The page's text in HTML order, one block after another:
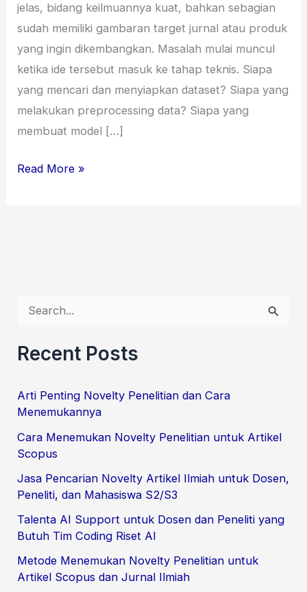
jelas, bidang keilmuannya kuat, bahkan sebagian
sudah memiliki gambaran target jurnal atau produk
yang ingin dikembangkan. Masalah mulai muncul
ketika ide tersebut masuk ke tahap teknis. Siapa
yang mencari dan menyiapkan dataset? Siapa yang
melakukan preprocessing data? Siapa yang
membuat model […]
Read More »
a
c
f
r
Recent Posts
Arti Penting Novelty Penelitian dan Cara
Menemukannya
Cara Menemukan Novelty Penelitian untuk Artikel
Scopus
Jasa Pencarian Novelty Artikel Ilmiah untuk Dosen,
Peneliti, dan Mahasiswa S2/S3
Talenta AI Support untuk Dosen dan Peneliti yang
Butuh Tim Coding Riset AI
Metode Menemukan Novelty Penelitian untuk
Artikel Scopus dan Jurnal Ilmiah